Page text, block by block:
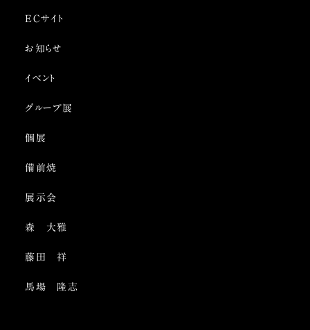
ECサイト
お知らせ
イベント
グループ展
個展
備前焼
展示会
森 大雅
藤田 祥
馬場 隆志